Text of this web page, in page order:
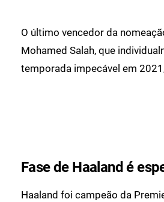
O último vencedor da
Mohamed Salah, que
temporada impecável em
Fase de Haaland é
Haaland foi campeão da